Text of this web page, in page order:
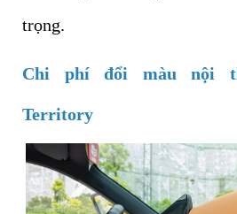
trọng.
Chi phí đổi màu nội
Territory